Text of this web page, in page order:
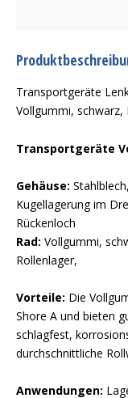
Transportgeräte
Vollgummi, schwarz,
Transportgeräte
Gehäuse:
Kugellagerung im
Rückenloch
Rad: Vollgummi,
Rollenlager,
Vorteile: Die
Shore A und bieten
schlagfest,
durchschnittliche
Anwendungen: